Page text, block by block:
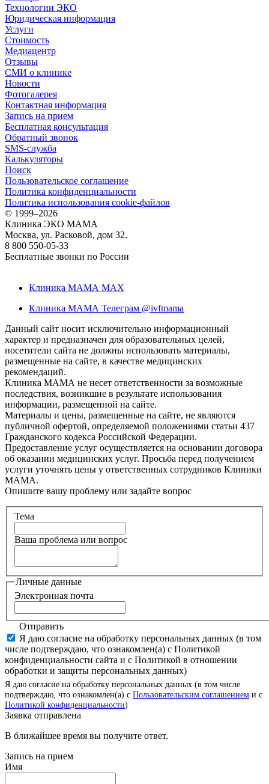
Технологии ЭКО
Юридическая информация
Услуги
Стоимость
Медиацентр
Отзывы
СМИ о клинике
Новости
Фотогалерея
Контактная информация
Запись на прием
Бесплатная консультация
Обратный звонок
SMS-служба
Калькуляторы
Поиск
Пользовательское соглашение
Политика конфиденциальности
Политика использования cookie-файлов
© 1999–2026
Клиника ЭКО МАМА
Москва, ул. Расковой, дом 32.
8 800 550-05-33
Бесплатные звонки по России
Клиника МАМА MAX
Клиника МАМА Телеграм @ivfmama
Данный сайт носит исключительно информационный
характер и предназначен для образовательных целей,
посетители сайта не должны использовать материалы,
размещенные на сайте, в качестве медицинских
рекомендаций.
Клиника МАМА не несет ответственности за возможные
последствия, возникшие в результате использования
информации, размещенной на сайте.
Материалы и цены, размещенные на сайте, не являются
публичной офертой, определяемой положениями статьи 437
Гражданского кодекса Российской Федерации.
Предоставление услуг осуществляется на основании договора
об оказании медицинских услуг. Просьба перед получением
услуги уточнять цены у ответственных сотрудников Клиники
МАМА.
Опишите вашу проблему или задайте вопрос
Тема
Ваша проблема или вопрос
Личные данные
Электронная почта
Отправить
Я даю согласие на обработку персональных данных (в том
числе подтверждаю, что ознакомлен(а) с Политикой
конфиденциальности сайта и с Политикой в отношении
обработки и защиты персональных данных)
Я даю согласие на обработку персональных данных (в том числе
подтверждаю, что ознакомлен(а) с Пользовательским соглашением и с
Политикой конфиденциальности)
Заявка отправлена
В ближайшее время вы получите ответ.
Запись на прием
Имя